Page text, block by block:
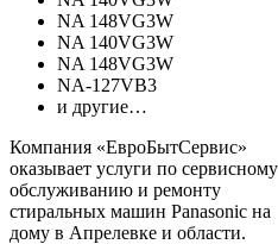
NA 148VG3W
NA 140VG3W
NA 148VG3W
NA-127VB3
и другие…
Компания «ЕвроБытСервис»
оказывает услуги по сервисному
обслуживанию и ремонту
стиральных машин Panasonic на
дому в Апрелевке и области.